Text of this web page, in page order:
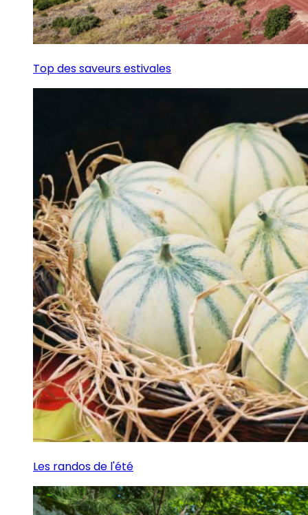
Top des saveurs estivales
Les randos de l'été